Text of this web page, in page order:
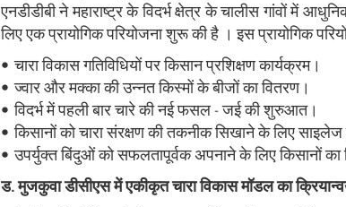
एनडीडीबी ने महाराष्ट्र के विदर्भ क्षेत्र के चालीस गांवों में
लिए एक प्रायोगिक परियोजना शुरू की है । इस प्रायोगिक
• चारा विकास गतिविधियों पर किसान प्रशिक्षण कार्यक्रम।
• ज्वार और मक्का की उन्नत किस्मों के बीजों का वितरण।
• विदर्भ में पहली बार चारे की नई फसल - जई की शुरुआत।
• किसानों को चारा संरक्षण की तकनीक सिखाने के लिए साइलेज
• उपर्युक्त बिंदुओं को सफलतापूर्वक अपनाने के लिए किसानों का
ड. मुजकुवा डीसीएस में एकीकृत चारा विकास मॉडल का